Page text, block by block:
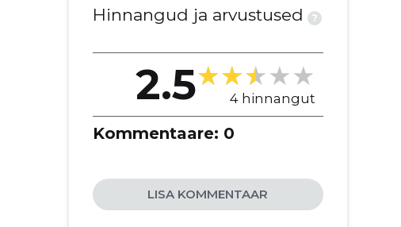
Hinnangud ja arvustused ?
2.5 4 hinnangut
Kommentaare: 0
LISA KOMMENTAAR